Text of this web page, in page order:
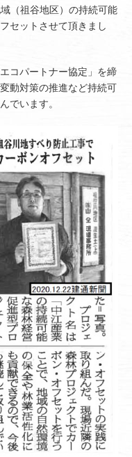
（祖谷地区）の持続可能
セットさせて頂きまし
コパートナー協定」を締
動対策の推進など持続可
でいます。